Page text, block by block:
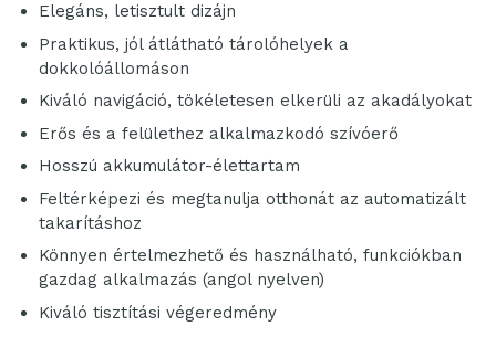
Elegáns, letisztult dizájn
Praktikus, jól átlátható tárolóhelyek a
dokkolóállomáson
Kiváló navigáció, tökéletesen elkerüli az akadályokat
Erős és a felülethez alkalmazkodó szívóerő
Hosszú akkumulátor-élettartam
Feltérképezi és megtanulja otthonát az automatizált
takarításhoz
Könnyen értelmezhető és használható, funkciókban
gazdag alkalmazás (angol nyelven)
Kiváló tisztítási végeredmény